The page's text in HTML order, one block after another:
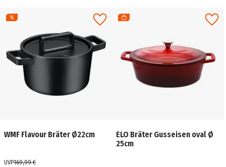
WMF Flavour Bräter Ø22cm
UVP169,99 €
ELO Bräter Gusseisen oval Ø
25cm